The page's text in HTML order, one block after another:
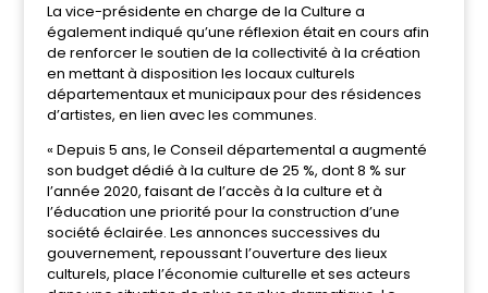
La vice-présidente en charge de la Culture a
également indiqué qu’une réflexion était en cours afin
de renforcer le soutien de la collectivité à la création
en mettant à disposition les locaux culturels
départementaux et municipaux pour des résidences
d’artistes, en lien avec les communes.
« Depuis 5 ans, le Conseil départemental a augmenté
son budget dédié à la culture de 25 %, dont 8 % sur
l’année 2020, faisant de l’accès à la culture et à
l’éducation une priorité pour la construction d’une
société éclairée. Les annonces successives du
gouvernement, repoussant l’ouverture des lieux
culturels, place l’économie culturelle et ses acteurs